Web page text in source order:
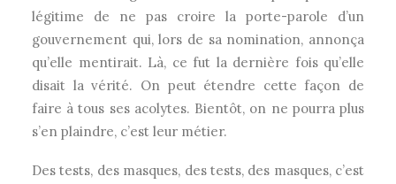
légitime de ne pas croire la porte-parole d’un
gouvernement qui, lors de sa nomination, annonça
qu’elle mentirait. Là, ce fut la dernière fois qu’elle
disait la vérité. On peut étendre cette façon de
faire à tous ses acolytes. Bientôt, on ne pourra plus
s’en plaindre, c’est leur métier.
Des tests, des masques, des tests, des masques, c’est